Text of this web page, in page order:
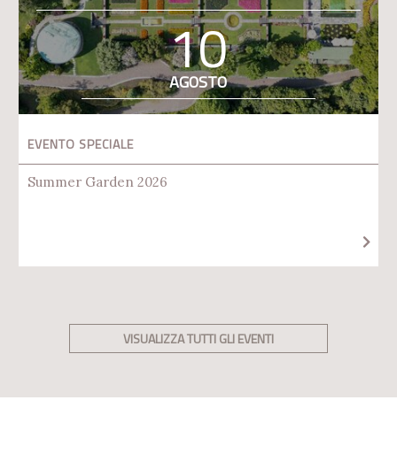
10
AGOSTO
EVENTO SPECIALE
Summer Garden 2026
VISUALIZZA TUTTI GLI EVENTI